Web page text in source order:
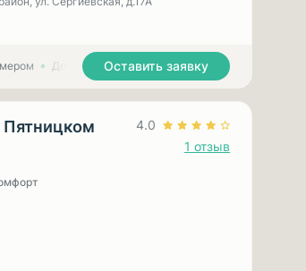
Дома престарелых для больных с Паркинсоном
Оставить заявку
Пятницком
4.0
1 отзыв